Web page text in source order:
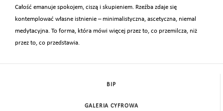
Całość emanuje spokojem, ciszą i skupieniem. Rzeźba zdaje się
kontemplować własne istnienie – minimalistyczna, ascetyczna, niemal
medytacyjna. To forma, która mówi więcej przez to, co przemilcza, niż
przez to, co przedstawia.
BIP
GALERIA CYFROWA